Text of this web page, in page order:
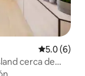
5.0 (6)
cerca de